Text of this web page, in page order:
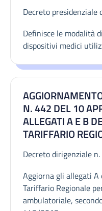
DECRETO
1992, N. 502.
GENERALE N.65
SUPPL.
Decreto
Definisce le modalità
dispositivi medici
N. 442 DEL 10
ALLEGATI A E B
TARIFFARIO
AMBULATORIALE
859/2011 E
INTEGRAZIONI
Decreto dirigenziale
Aggiorna gli allegati
Tariffario Regionale
ambulatoriale,